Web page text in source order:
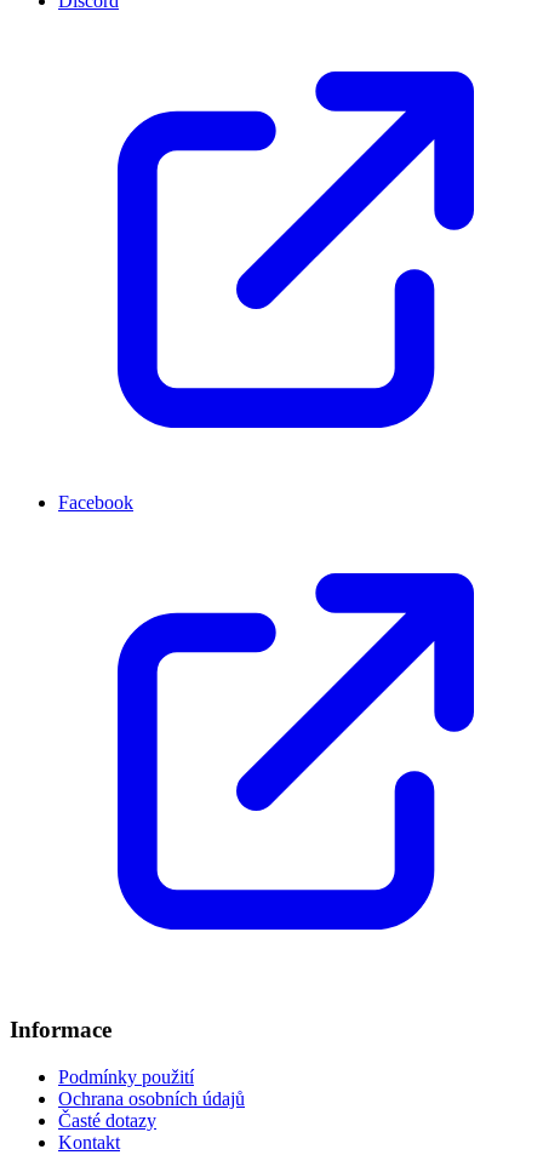
Facebook
Informace
Podmínky použití
Ochrana osobních údajů
Časté dotazy
Kontakt